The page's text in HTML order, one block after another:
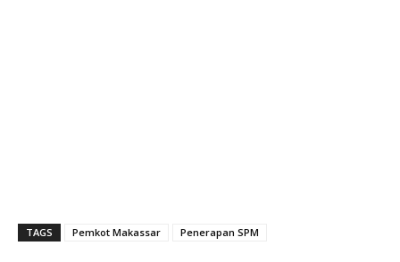
TAGS Pemkot Makassar Penerapan SPM